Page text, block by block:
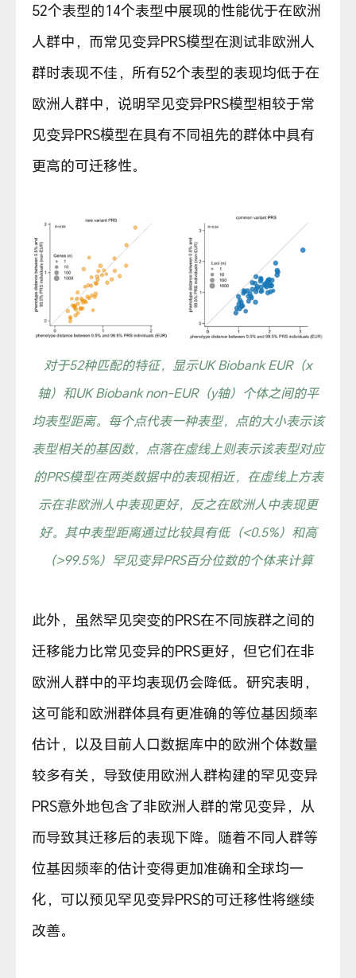
52个表型的14个表型中展现的性能优于在欧洲
人群中，而常见变异PRS模型在测试非欧洲人
群时表现不佳，所有52个表型的表现均低于在
欧洲人群中，说明罕见变异PRS模型相较于常
见变异PRS模型在具有不同祖先的群体中具有
更高的可迁移性。
对于52种匹配的特征，显示UK Biobank EUR（x
轴）和UK Biobank non-EUR（y轴）个体之间的平
均表型距离。每个点代表一种表型，点的大小表示该
表型相关的基因数，点落在虚线上则表示该表型对应
的PRS模型在两类数据中的表现相近，在虚线上方表
示在非欧洲人中表现更好，反之在欧洲人中表现更
好。其中表型距离通过比较具有低（<0.5%）和高
（>99.5%）罕见变异PRS百分位数的个体来计算
此外，虽然罕见突变的PRS在不同族群之间的
迁移能力比常见变异的PRS更好，但它们在非
欧洲人群中的平均表现仍会降低。研究表明，
这可能和欧洲群体具有更准确的等位基因频率
估计，以及目前人口数据库中的欧洲个体数量
较多有关，导致使用欧洲人群构建的罕见变异
PRS意外地包含了非欧洲人群的常见变异，从
而导致其迁移后的表现下降。随着不同人群等
位基因频率的估计变得更加准确和全球均一
化，可以预见罕见变异PRS的可迁移性将继续
改善。